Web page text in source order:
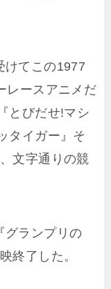
けてこの1977
レースアニメだ
とびだせ!マシ
タイガー』そ
文字通りの競
グランプリの
終了した。